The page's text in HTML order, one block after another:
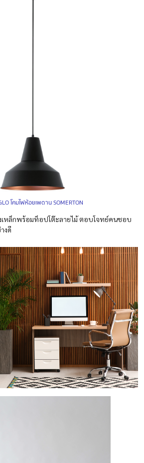
โคมไฟห้อยเพดาน SOMERTON
เหล็กพร้อมท็อปโต๊ะลายไม้ ตอบโจทย์คนชอบ
งดี